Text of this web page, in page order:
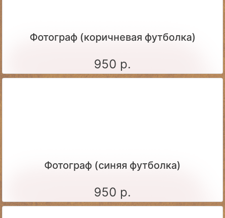
Фотограф (коричневая футболка)
950 р.
Фотограф (синяя футболка)
950 р.